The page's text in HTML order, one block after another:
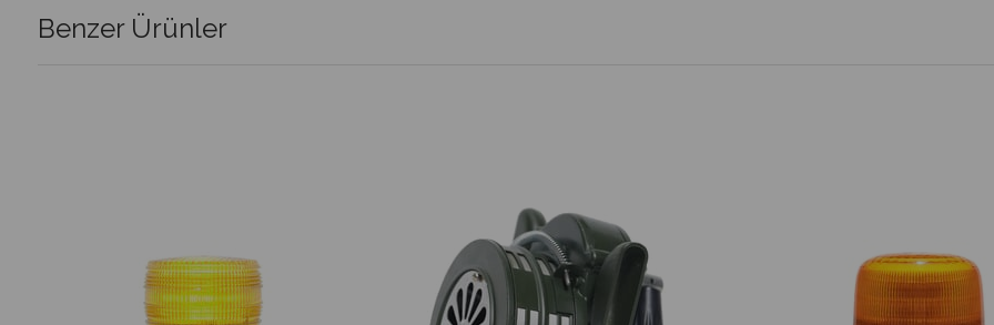
Benzer Ürünler